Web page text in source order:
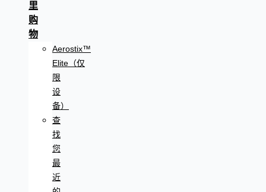
里
购
物
Aerostix™
Elite（仅
限
设
备）
查
找
您
最
近